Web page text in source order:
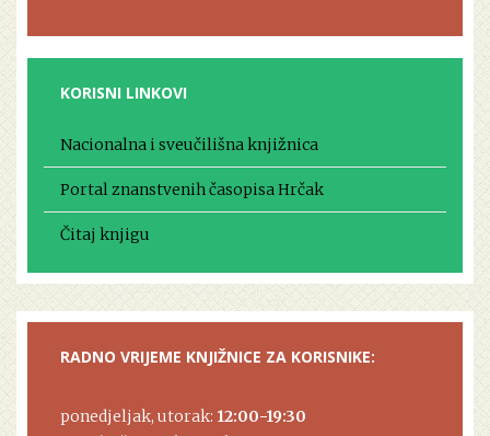
KORISNI LINKOVI
Nacionalna i sveučilišna knjižnica
Portal znanstvenih časopisa Hrčak
Čitaj knjigu
RADNO VRIJEME KNJIŽNICE ZA KORISNIKE:
ponedjeljak, utorak: 12:00-19:30